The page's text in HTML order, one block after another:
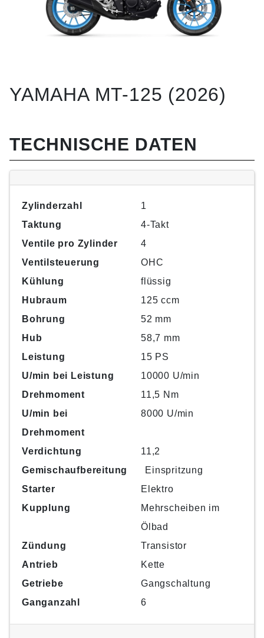
YAMAHA MT-125 (2026)
TECHNISCHE DATEN
Zylinderzahl
1
Taktung
4-Takt
Ventile pro Zylinder
4
Ventilsteuerung
OHC
Kühlung
flüssig
Hubraum
125 ccm
Bohrung
52 mm
Hub
58,7 mm
Leistung
15 PS
U/min bei Leistung
10000 U/min
Drehmoment
11,5 Nm
U/min bei
Drehmoment
8000 U/min
Verdichtung
11,2
Gemischaufbereitung
Einspritzung
Starter
Elektro
Kupplung
Mehrscheiben im
Ölbad
Zündung
Transistor
Antrieb
Kette
Getriebe
Gangschaltung
Ganganzahl
6